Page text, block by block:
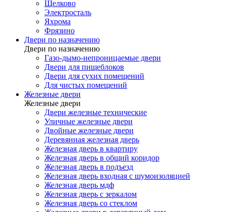
Щелково
Электросталь
Яхрома
Фрязино
Двери по назначению
Двери по назначению
Газо-дымо-непроницаемые двери
Двери для пищеблоков
Двери для сухих помещений
Для чистых помещений
Железные двери
Железные двери
Двери железные технические
Уличные железные двери
Двойные железные двери
Деревянная железная дверь
Железная дверь в квартиру
Железная дверь в общий коридор
Железная дверь в подъезд
Железная дверь входная с шумоизоляцией
Железная дверь мдф
Железная дверь с зеркалом
Железная дверь со стеклом